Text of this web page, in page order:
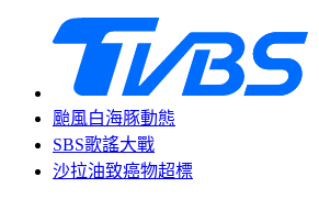
颱風白海豚動態
SBS歌謠大戰
沙拉油致癌物超標